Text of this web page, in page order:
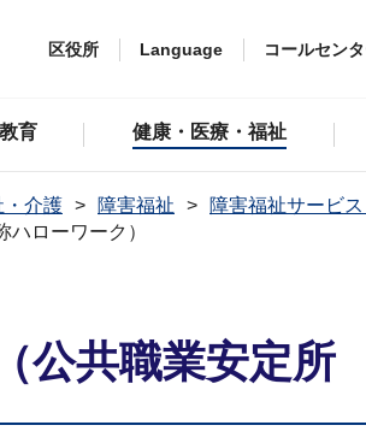
区役所 Language コールセン
育 健康・医療・福祉
・介護 障害福祉 障害福祉サービ
ローワーク）
公共職業安定所